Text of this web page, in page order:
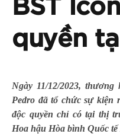
BST
quyền
Ngày 11/12/2023,
Pedro đã tổ chức sự kiện
độc quyền chỉ có tại thị
Hoa hậu Hòa bình Quốc